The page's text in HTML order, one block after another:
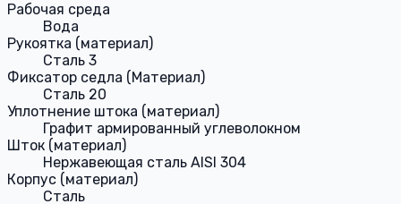
Рабочая среда
Вода
Рукоятка (материал)
Сталь 3
Фиксатор седла (Материал)
Сталь 20
Уплотнение штока (материал)
Графит армированный углеволокном
Шток (материал)
Нержавеющая сталь AISI 304
Корпус (материал)
Сталь